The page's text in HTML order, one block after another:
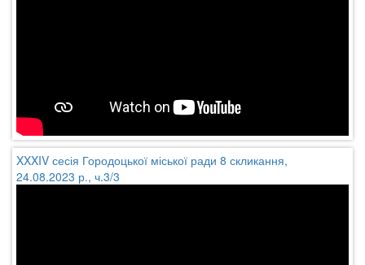
XXXIV сесія Городоцької міської ради 8 скликання,
24.08.2023 р., ч.3/3